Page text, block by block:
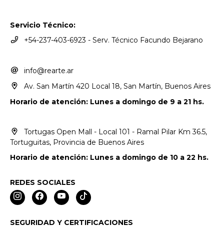
Servicio Técnico:
+54-237-403-6923 - Serv. Técnico Facundo Bejarano
info@rearte.ar
Av. San Martín 420 Local 18, San Martín, Buenos Aires
Horario de atención: Lunes a domingo de 9 a 21 hs.
Tortugas Open Mall - Local 101 - Ramal Pilar Km 36.5,
Tortuguitas, Provincia de Buenos Aires
Horario de atención: Lunes a domingo de 10 a 22 hs.
REDES SOCIALES
SEGURIDAD Y CERTIFICACIONES